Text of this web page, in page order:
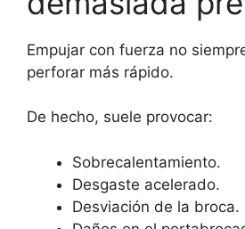
Empujar con fuerza no
perforar más rápido.
De hecho, suele provocar:
Sobrecalentamiento.
Desgaste acelerado.
Desviación de la broca.